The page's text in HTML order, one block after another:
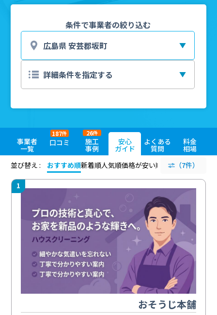
条件で事業者の絞り込む
事業者
一覧
口コミ
187件
施工
事例
26件
安心
ガイド
よくある
質問
料金
相場
並び替え :
おすすめ順新着順人気順価格が安い順 評価が高い順
（7件）
1
おそうじ本舗